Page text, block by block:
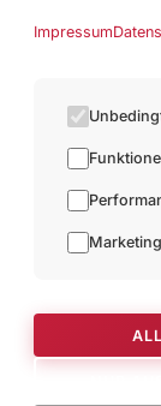
Die
Impressum